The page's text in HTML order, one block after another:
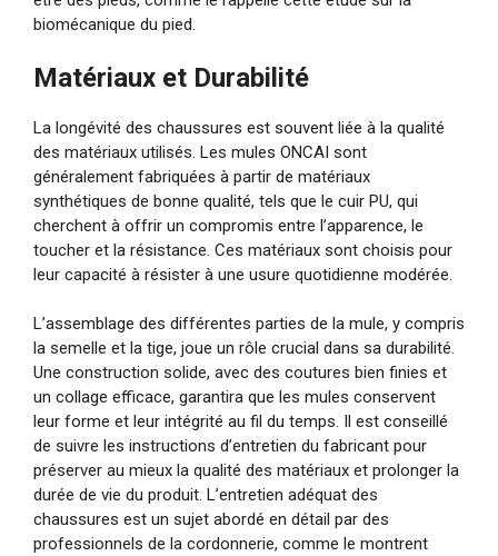
biomécanique du pied.
Matériaux et Durabilité
La longévité des chaussures est souvent liée à la qualité
des matériaux utilisés. Les mules ONCAI sont
généralement fabriquées à partir de matériaux
synthétiques de bonne qualité, tels que le cuir PU, qui
cherchent à offrir un compromis entre l’apparence, le
toucher et la résistance. Ces matériaux sont choisis pour
leur capacité à résister à une usure quotidienne modérée.
L’assemblage des différentes parties de la mule, y compris
la semelle et la tige, joue un rôle crucial dans sa durabilité.
Une construction solide, avec des coutures bien finies et
un collage efficace, garantira que les mules conservent
leur forme et leur intégrité au fil du temps. Il est conseillé
de suivre les instructions d’entretien du fabricant pour
préserver au mieux la qualité des matériaux et prolonger la
durée de vie du produit. L’entretien adéquat des
chaussures est un sujet abordé en détail par des
professionnels de la cordonnerie, comme le montrent